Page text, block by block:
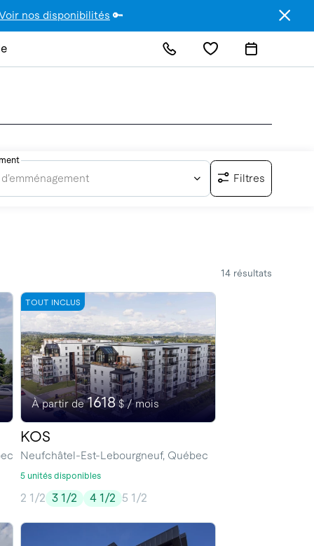
nos disponibilités 🔑
Filtres
14 résultats
TOUT INCLUS
À partir de1618$ / mois
KOS
Neufchâtel-Est-Lebourgneuf, Québec
5 unités disponibles
2 1/2 3 1/2 4 1/2 5 1/2